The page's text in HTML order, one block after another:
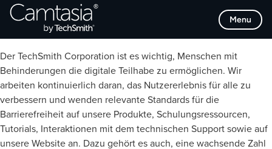
Direkt
zum
Menu
Barrierefreiheit
Der TechSmith Corporation ist es wichtig, Menschen mit
Behinderungen die digitale Teilhabe zu ermöglichen. Wir
arbeiten kontinuierlich daran, das Nutzererlebnis für alle zu
verbessern und wenden relevante Standards für die
Barrierefreiheit auf unsere Produkte, Schulungsressourcen,
Tutorials, Interaktionen mit dem technischen Support sowie auf
unsere Website an. Dazu gehört es auch, eine wachsende Zahl